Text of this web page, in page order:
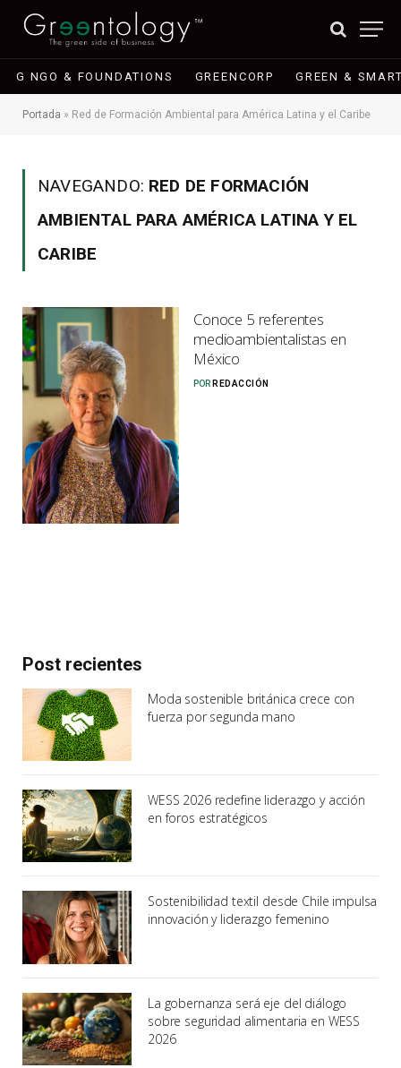
G NGO & FOUNDATIONS GREENCORP GREEN &
Portada » Red de Formación Ambiental para América Latina y el Caribe
NAVEGANDO: RED DE FORMACIÓN
AMBIENTAL PARA AMÉRICA LATINA Y EL
CARIBE
Conoce 5 referentes
medioambientalistas en
México
POR REDACCIÓN
Post recientes
Moda sostenible británica crece con
fuerza por segunda mano
WESS 2026 redefine liderazgo y acción
en foros estratégicos
Sostenibilidad textil desde Chile impulsa
innovación y liderazgo femenino
La gobernanza será eje del diálogo
sobre seguridad alimentaria en WESS
2026